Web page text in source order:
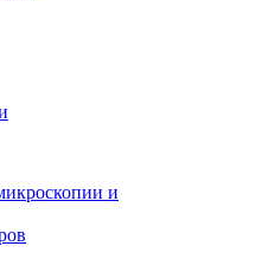
и